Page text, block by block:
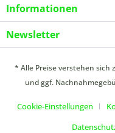
Informationen
Newsletter
* Alle Preise verstehen
und ggf.
Cookie-Einstellungen